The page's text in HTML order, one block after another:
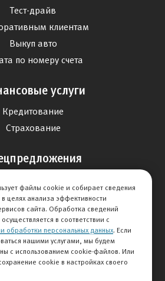
Тест-драйв
клиентам
Выкуп авто
по номеру счета
услуги
Кредитование
Страхование
Сервис
программа
Отзывы
Оставить отзыв
файлы cookie и собирает сведения
в целях анализа эффективности
сайта. Обработка сведений
в соответствии с
обработки персональных данных. Если
нашими услугами, мы будем
с использованием cookie-файлов. Или
cookie в настройках своего